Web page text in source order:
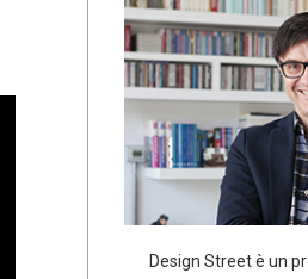
Design Street è un